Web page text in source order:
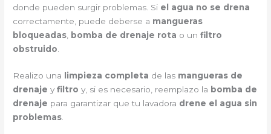
donde pueden surgir problemas. Si el agua no se drena
correctamente, puede deberse a mangueras
bloqueadas bomba de drenaje rota o unfiltro
obstruido
Realizo una limpieza completa de las mangueras de
drenaje yfiltro y, si es necesario, reemplazo la bomba de
drenaje para garantizar que tu lavadora drene el agua sin
problemas.